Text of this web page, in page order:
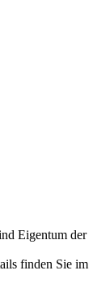
Eigentum der
finden Sie im